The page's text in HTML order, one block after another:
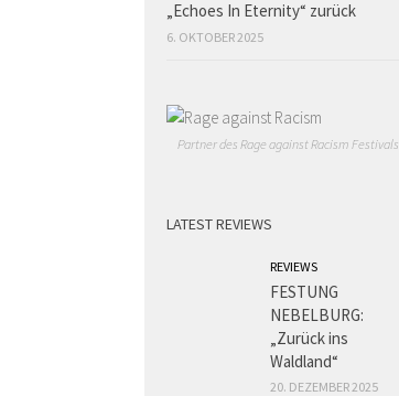
„Echoes In Eternity“ zurück
6. OKTOBER 2025
Partner des Rage against Racism Festivals
LATEST REVIEWS
REVIEWS
FESTUNG
NEBELBURG:
„Zurück ins
Waldland“
20. DEZEMBER 2025